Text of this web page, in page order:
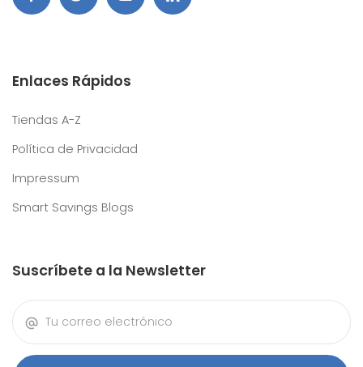
Enlaces Rápidos
Tiendas A-Z
Política de Privacidad
Impressum
Smart Savings Blogs
Suscríbete a la Newsletter